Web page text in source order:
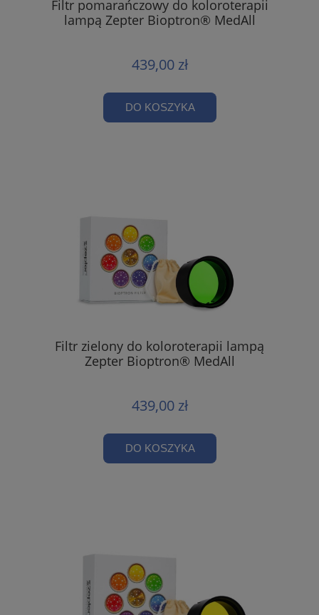
Filtr pomarańczowy do koloroterapii
lampą Zepter Bioptron® MedAll
439,00 zł
DO KOSZYKA
Filtr zielony do koloroterapii lampą
Zepter Bioptron® MedAll
439,00 zł
DO KOSZYKA